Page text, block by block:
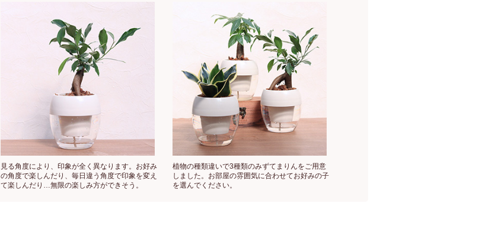
見る角度により、印象が全く異なります。お好み
の角度で楽しんだり、毎日違う角度で印象を変え
て楽しんだり…無限の楽しみ方ができそう。
植物の種類違いで3種類のみずてまりんをご用意
しました。お部屋の雰囲気に合わせてお好みの子
を選んでください。